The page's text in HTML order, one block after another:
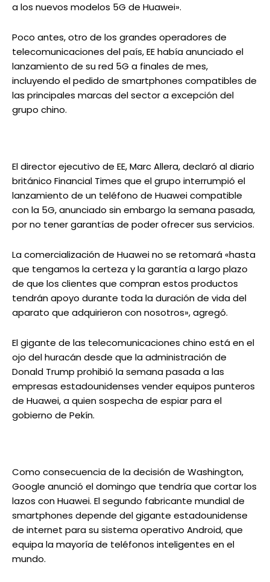
a los nuevos modelos 5G de Huawei».
Poco antes, otro de los grandes operadores de
telecomunicaciones del país, EE había anunciado el
lanzamiento de su red 5G a finales de mes,
incluyendo el pedido de smartphones compatibles de
las principales marcas del sector a excepción del
grupo chino.
El director ejecutivo de EE, Marc Allera, declaró al diario
británico Financial Times que el grupo interrumpió el
lanzamiento de un teléfono de Huawei compatible
con la 5G, anunciado sin embargo la semana pasada,
por no tener garantías de poder ofrecer sus servicios.
La comercialización de Huawei no se retomará «hasta
que tengamos la certeza y la garantía a largo plazo
de que los clientes que compran estos productos
tendrán apoyo durante toda la duración de vida del
aparato que adquirieron con nosotros», agregó.
El gigante de las telecomunicaciones chino está en el
ojo del huracán desde que la administración de
Donald Trump prohibió la semana pasada a las
empresas estadounidenses vender equipos punteros
de Huawei, a quien sospecha de espiar para el
gobierno de Pekín.
Como consecuencia de la decisión de Washington,
Google anunció el domingo que tendría que cortar los
lazos con Huawei. El segundo fabricante mundial de
smartphones depende del gigante estadounidense
de internet para su sistema operativo Android, que
equipa la mayoría de teléfonos inteligentes en el
mundo.